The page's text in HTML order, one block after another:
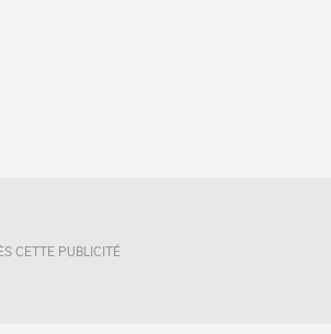
CETTE PUBLICITÉ